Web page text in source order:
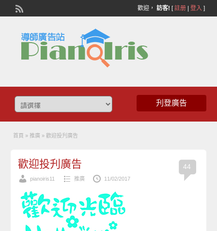
歡迎， 訪客! [註册| 登入 ]
刋登廣告
首頁 » 推廣 » 歡迎投刋廣告
44
歡迎投刋廣告
pianoiris11 推廣 11/02/2017